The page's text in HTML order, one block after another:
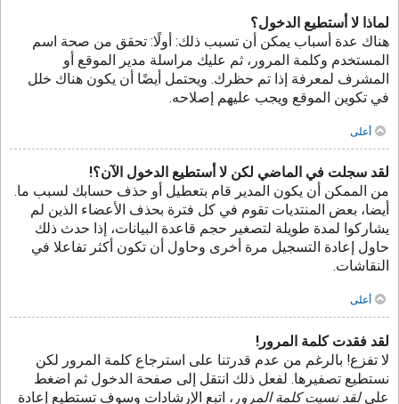
لماذا لا أستطيع الدخول؟
هناك عدة أسباب يمكن أن تسبب ذلك: أولًا: تحقق من صحة اسم
المستخدم وكلمة المرور، ثم عليك مراسلة مدير الموقع أو
المشرف لمعرفة إذا تم حظرك. ويحتمل أيضًا أن يكون هناك خلل
في تكوين الموقع ويجب عليهم إصلاحه.
أعلى
لقد سجلت في الماضي لكن لا أستطيع الدخول الآن؟!
من الممكن أن يكون المدير قام بتعطيل أو حذف حسابك لسبب ما.
أيضا، بعض المنتديات تقوم في كل فترة بحذف الأعضاء الذين لم
يشاركوا لمدة طويلة لتصغير حجم قاعدة البيانات، إذا حدث ذلك
حاول إعادة التسجيل مرة أخرى وحاول أن تكون أكثر تفاعلا في
النقاشات.
أعلى
لقد فقدت كلمة المرور!
لا تفزع! بالرغم من عدم قدرتنا على استرجاع كلمة المرور لكن
نستطيع تصفيرها. لفعل ذلك انتقل إلى صفحة الدخول ثم اضغط
علىلقد نسيت كلمة المرور ، اتبع الإرشادات وسوف تستطيع إعادة